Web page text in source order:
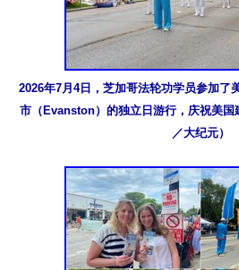
2026年7月4日，芝加哥法轮功学员参加了
市（Evanston）的独立日游行，庆祝美国
／大纪元）